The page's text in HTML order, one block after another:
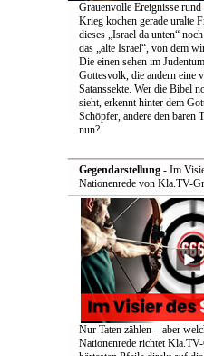
Grauenvolle Ereignisse
Krieg kochen gerade uralte
dieses „Israel da unten“
das „alte Israel“, von dem
Die einen sehen im
Gottesvolk, die andern eine
Satanssekte. Wer die Bibel
sieht, erkennt hinter dem
Schöpfer, andere den baren
nun?
Gegendarstellung- Im
Nationenrede von Kla.TV-
Nur Taten zählen – aber
Nationenrede richtet